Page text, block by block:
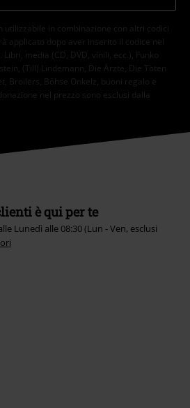
utilizzabile in combinazione con altri codici
applicato dopo aver inserito il codice nel
media (CD, DVD, vinili, ecc.), Funko
(Till) Lindemann, Die Ärzte, Die Toten
Broilers, Böhse Onkelz, buoni regalo e
nel prezzo sono esclusi dalla
è qui per te
Lunedì alle 08:30 (Lun - Ven, esclusi